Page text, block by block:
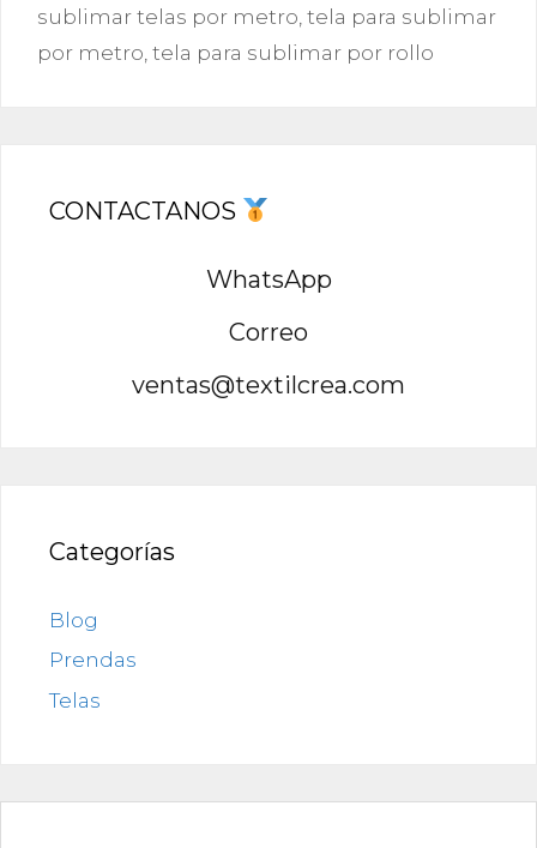
sublimar telas por metro tela para sublimar
por metro tela para sublimar por rollo
CONTACTANOS
WhatsApp
Correo
ventas@textilcrea.com
Categorías
Blog
Prendas
Telas